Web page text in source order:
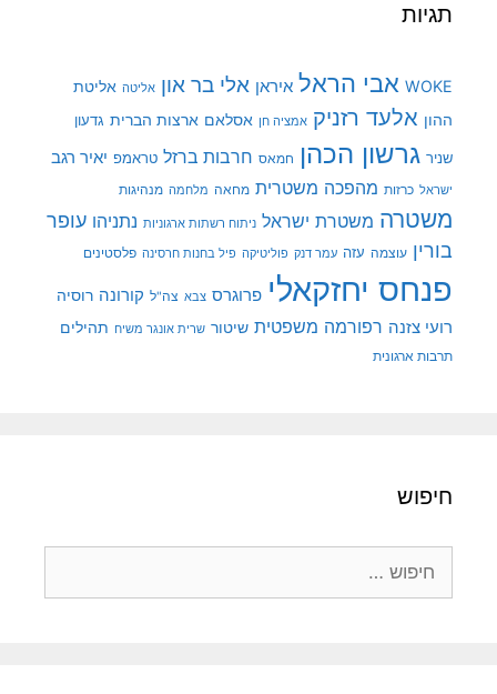
תגיות
WOKE אבי הראל איראן אלי בר און אליטה אליטת
ההון אלעד רזניק אמציה חן אסלאם ארצות הברית גדעון
שניר גרשון הכהן חמאס חרבות ברזל טראמפ יאיר רגב
ישראל כרזות מהפכה משטרית מחאה מלחמה מנהיגות
משטרה משטרת ישראל ניתוח רשתות ארגוניות נתניהו עופר
בורין עוצמה עזה עמר דנק פוליטיקה פיל בחנות חרסינה פלסטינים
פנחס יחזקאלי פרוגרס צבא צה"ל קורונה רוסיה
רועי צזנה רפורמה משפטית שיטור שרית אונגר משיח תהילים
תרבות ארגונית
חיפוש